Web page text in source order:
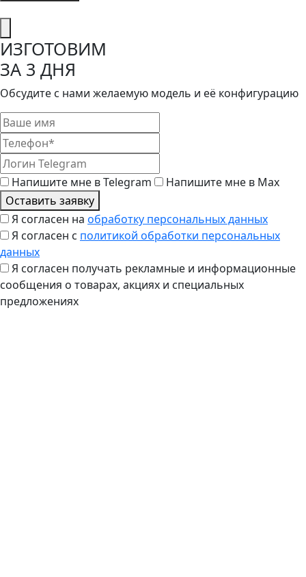
ИЗГОТОВИМ
ЗА 3 ДНЯ
Обсудите с нами желаемую модель и её конфигурацию
Напишите мне в Telegram
Напишите мне в Max
Оставить заявку
Я согласен на обработку персональных данных
Я согласен с политикой обработки персональных
данных
Я согласен получать рекламные и информационные
сообщения о товарах, акциях и специальных
предложениях